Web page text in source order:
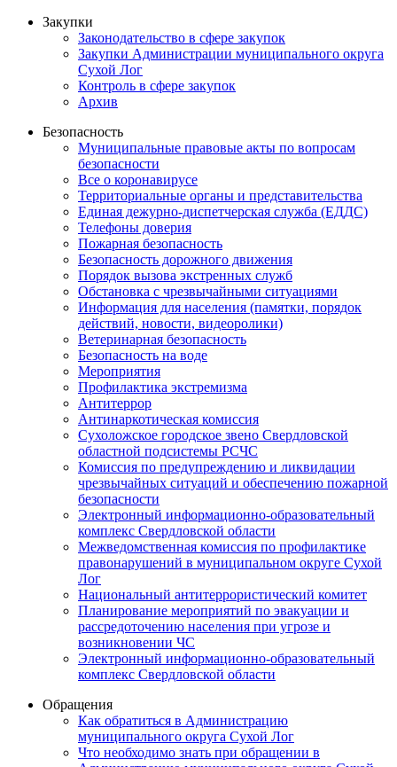
Закупки
Законодательство в сфере закупок
Закупки Администрации муниципального округа
Сухой Лог
Контроль в сфере закупок
Архив
Безопасность
Муниципальные правовые акты по вопросам
безопасности
Все о коронавирусе
Территориальные органы и представительства
Единая дежурно-диспетчерская служба (ЕДДС)
Телефоны доверия
Пожарная безопасность
Безопасность дорожного движения
Порядок вызова экстренных служб
Обстановка с чрезвычайными ситуациями
Информация для населения (памятки, порядок
действий, новости, видеоролики)
Ветеринарная безопасность
Безопасность на воде
Мероприятия
Профилактика экстремизма
Антитеррор
Антинаркотическая комиссия
Сухоложское городское звено Свердловской
областной подсистемы РСЧС
Комиссия по предупреждению и ликвидации
чрезвычайных ситуаций и обеспечению пожарной
безопасности
Электронный информационно-образовательный
комплекс Cвердловской области
Межведомственная комиссия по профилактике
правонарушений в муниципальном округе Сухой
Лог
Национальный антитеррористический комитет
Планирование мероприятий по эвакуации и
рассредоточению населения при угрозе и
возникновении ЧС
Электронный информационно-образовательный
комплекс Свердловской области
Обращения
Как обратиться в Администрацию
муниципального округа Сухой Лог
Что необходимо знать при обращении в